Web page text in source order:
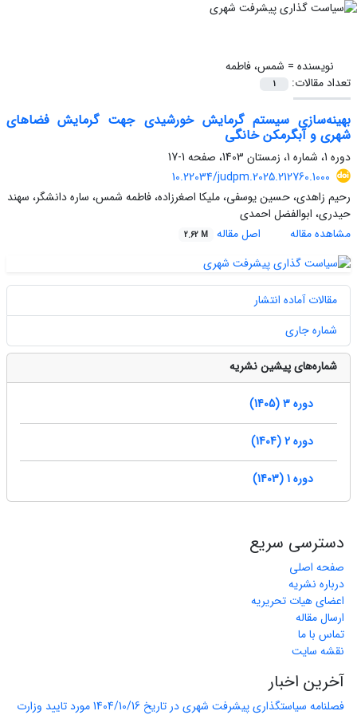
نویسنده = شمس، فاطمه
تعداد مقالات:
1
بهینه‌سازی سیستم گرمایش خورشیدی جهت گرمایش فضاهای
شهری و آبگرمکن خانگی
دوره 1، شماره 1، زمستان 1403، صفحه
1-17
10.22034/judpm.2025.212760.1000
رحیم زاهدی، حسین یوسفی، ملیکا اصغرزاده، فاطمه شمس، ساره دانشگر، سهند
حیدری، ابوالفضل احمدی
مشاهده مقاله
اصل مقاله 2.62 M
مقالات آماده انتشار
شماره جاری
شماره‌های پیشین نشریه
دوره 3 (1405)
دوره 2 (1404)
دوره 1 (1403)
دسترسی سریع
صفحه اصلی
درباره نشریه
اعضای هیات تحریریه
ارسال مقاله
تماس با ما
نقشه سایت
آخرین اخبار
فصلنامه سیاستگذاری پیشرفت شهری در تاریخ 1404/10/16 مورد تایید وزارت